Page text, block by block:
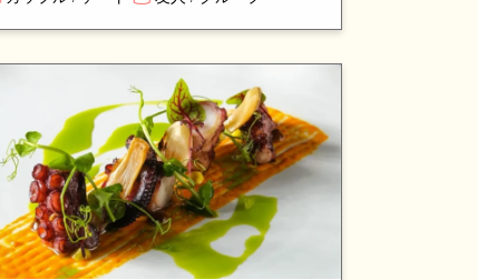
ダンな雰囲気を味わえる注目の名店で
す。